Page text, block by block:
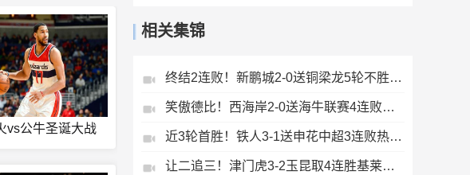
vs公牛圣诞大战
相关集锦
终结2连败！新鹏城2-0送铜梁龙5轮不胜37岁姜至鹏破门韦斯利建功
笑傲德比！西海岸2-0送海牛联赛4连败海牛仍垫底西海岸升至第二
近3轮首胜！铁人3-1送申花中超3连败热菲尼奥双响邦本宜裕传射
让二追三！津门虎3-2玉昆取4连胜基莱斯读秒绝杀萨尔瓦多破门